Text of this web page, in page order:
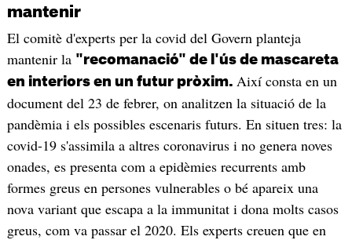
mantenir
El comitè d'experts per la covid del Govern planteja
mantenir la "recomanació" de l'ús de mascareta
en interiors en un futur pròxim. Així consta en un
document del 23 de febrer, on analitzen la situació de la
pandèmia i els possibles escenaris futurs. En situen tres: la
covid-19 s'assimila a altres coronavirus i no genera noves
onades, es presenta com a epidèmies recurrents amb
formes greus en persones vulnerables o bé apareix una
nova variant que escapa a la immunitat i dona molts casos
greus, com va passar el 2020. Els experts creuen que en